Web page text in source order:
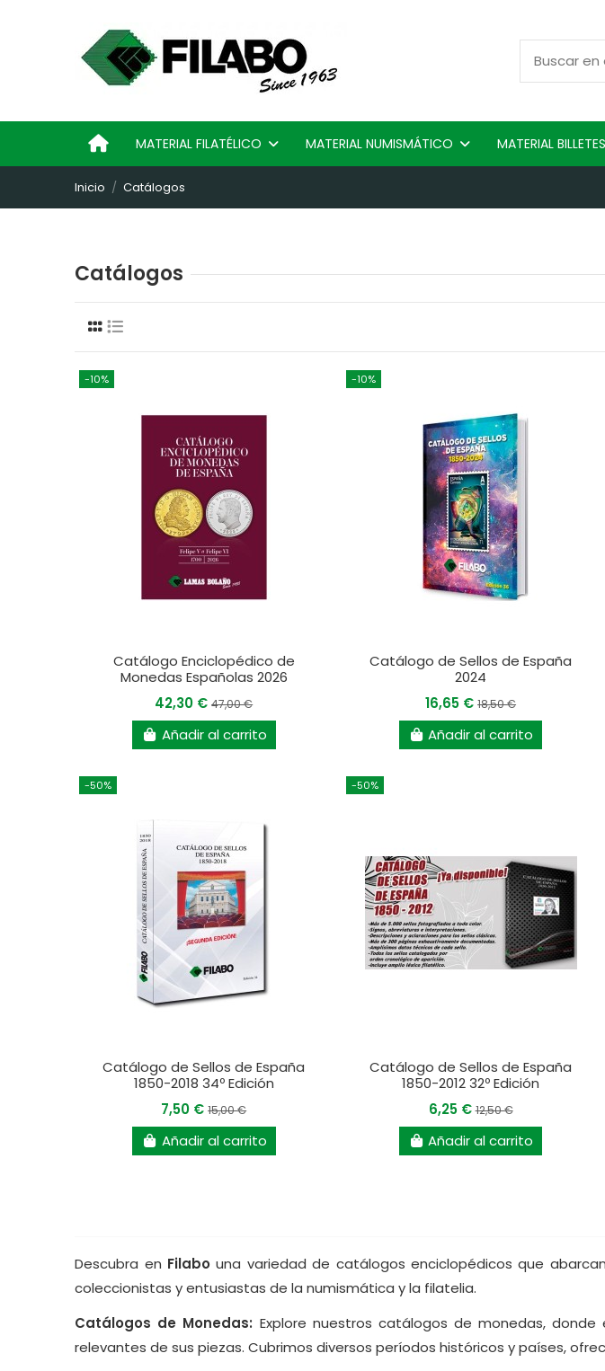
MATERIAL FILATÉLICO MATERIAL NUMISMÁTICO MATERIAL BILLETES
Inicio Catálogos
Catálogos
-10%
Catálogo Enciclopédico de
Monedas Españolas 2026
42,30 €47,00 €
Añadir al carrito
-10%
Catálogo de Sellos de España
2024
16,65 €18,50 €
Añadir al carrito
-50%
Catálogo de Sellos de España
1850-2018 34º Edición
7,50 €15,00 €
Añadir al carrito
-50%
Catálogo de Sellos de España
1850-2012 32º Edición
6,25 €12,50 €
Añadir al carrito
Descubra en Filabo una variedad de catálogos enciclopédicos que
coleccionistas y entusiastas de la numismática y la filatelia.
Catálogos de Monedas: Explore nuestros catálogos de monedas,
relevantes de sus piezas. Cubrimos diversos períodos históricos y países,